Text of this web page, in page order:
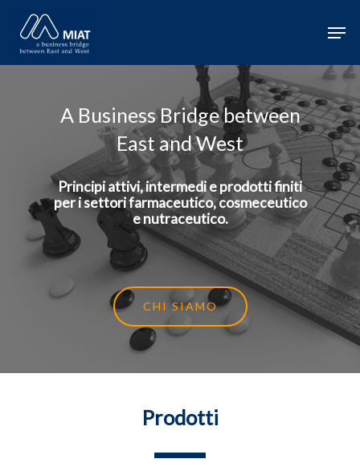
Hit enter to search or ESC to close
A Business Bridgebetween
East and West
Principi attivi, intermedi e prodotti finiti
per i settori farmaceutico, cosmeceutico
e nutraceutico.
CHI SIAMO
Prodotti